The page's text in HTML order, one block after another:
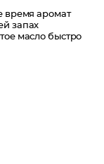
время аромат
запах
масло быстро